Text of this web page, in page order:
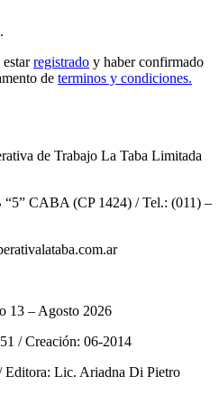
estarregistrado y haber confirmado
de terminos y condiciones.
de Trabajo La Taba Limitada
“5” CABA (CP 1424) / Tel.: (011) –
13 – Agosto 2026
/ Creación: 06-2014
Lic. Ariadna Di Pietro